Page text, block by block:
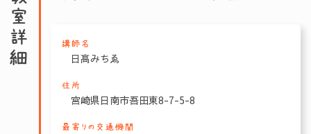
教室詳細 講師名
日髙みちゑ
住所
宮崎県日南市吾田東8-7-5-8
最寄りの交通機関